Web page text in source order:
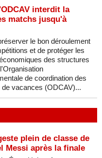
interdit la
matchs jusqu'à
le bon déroulement
et de protéger les
des structures
de coordination des
vacances (ODCAV)...
plein de classe de
Messi après la finale